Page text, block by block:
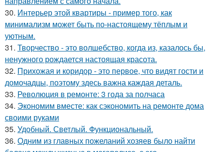
30. Интерьер этой квартиры - пример того, как
минимализм может быть по-настоящему тёплым и
уютным.
31. Творчество - это волшебство, когда из, казалось бы,
ненужного рождается настоящая красота.
32. Прихожая и коридор - это первое, что видят гости и
домочадцы, поэтому здесь важна каждая деталь.
33. Революция в ремонте: 3 года за полчаса
34. Экономим вместе: как сэкономить на ремонте дома
своими руками
35. Удобный. Светлый. Функциональный.
36. Одним из главных пожеланий хозяев было найти